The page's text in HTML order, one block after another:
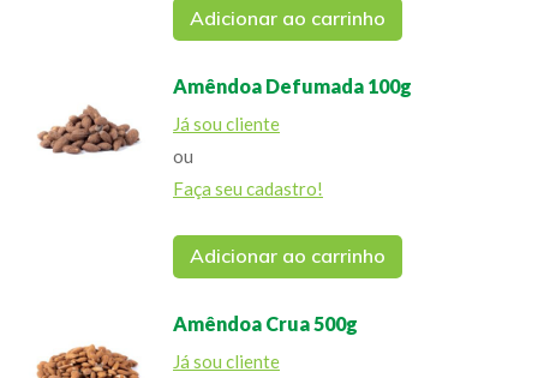
Adicionar ao carrinho
Amêndoa Defumada 100g
Já sou cliente
ou
Faça seu cadastro!
Adicionar ao carrinho
Amêndoa Crua 500g
Já sou cliente